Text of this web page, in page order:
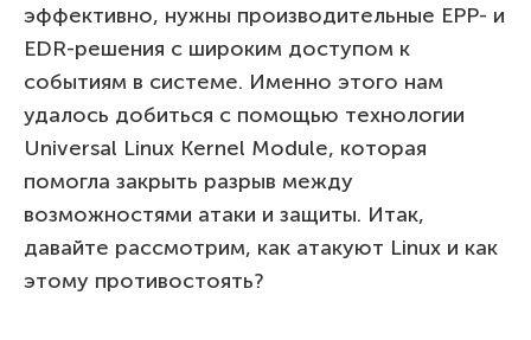
эффективно, нужны производительные EPP- и
EDR-решения с широким доступом к
событиям в системе. Именно этого нам
удалось добиться с помощью технологии
Universal Linux Kernel Module, которая
помогла закрыть разрыв между
возможностями атаки и защиты. Итак,
давайте рассмотрим, как атакуют Linux и как
этому противостоять?